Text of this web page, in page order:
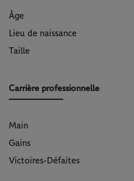
Âge
Lieu de naissance
Taille
Carrière professionnelle
Main
Gains
Victoires-Défaites